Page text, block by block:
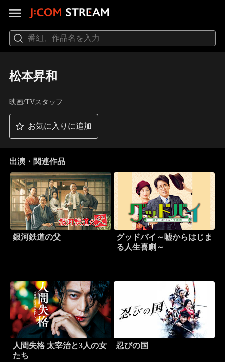
松本昇和
映画/TVスタッフ
お気に入りに追加
出演・関連作品
銀河鉄道の父
グッドバイ～嘘からはじま
る人生喜劇～
人間失格 太宰治と3人の女
たち
忍びの国